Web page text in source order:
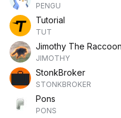
PENGU
Tutorial
TUT
Jimothy The Raccoon
JIMOTHY
StonkBroker
STONKBROKER
Pons
PONS